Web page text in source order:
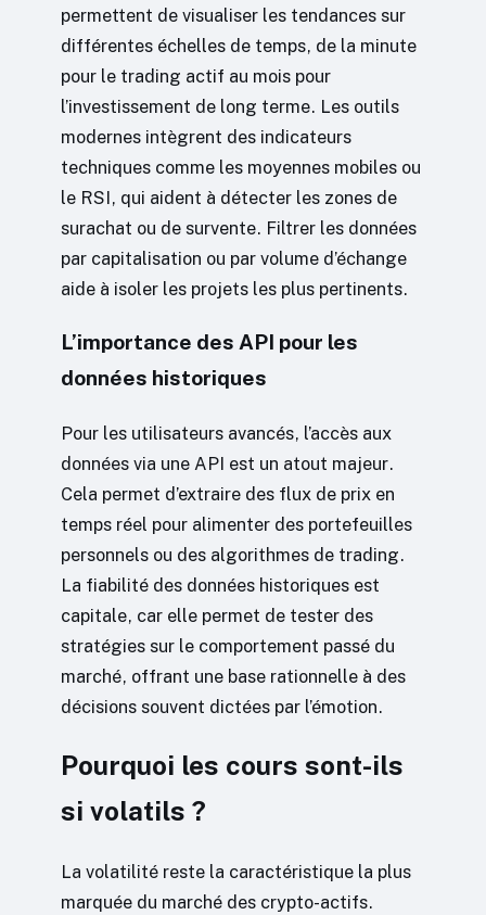
permettent de visualiser les tendances sur
différentes échelles de temps, de la minute
pour le trading actif au mois pour
l’investissement de long terme. Les outils
modernes intègrent des indicateurs
techniques comme les moyennes mobiles ou
le RSI, qui aident à détecter les zones de
surachat ou de survente. Filtrer les données
par capitalisation ou par volume d’échange
aide à isoler les projets les plus pertinents.
L’importance des API pour les
données historiques
Pour les utilisateurs avancés, l’accès aux
données via une API est un atout majeur.
Cela permet d’extraire des flux de prix en
temps réel pour alimenter des portefeuilles
personnels ou des algorithmes de trading.
La fiabilité des données historiques est
capitale, car elle permet de tester des
stratégies sur le comportement passé du
marché, offrant une base rationnelle à des
décisions souvent dictées par l’émotion.
Pourquoi les cours sont-ils
si volatils ?
La volatilité reste la caractéristique la plus
marquée du marché des crypto-actifs.